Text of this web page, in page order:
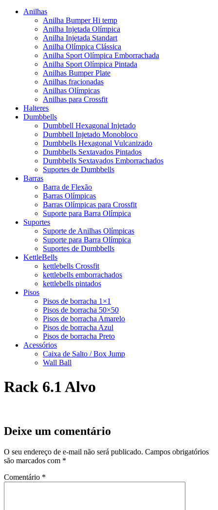
Anilhas
Anilha Bumper Hi temp
Anilha Injetada Olímpica
Anilha Injetada Standart
Anilha Olímpica Clássica
Anilha Sport Olímpica Emborrachada
Anilha Sport Olímpica Pintada
Anilhas Bumper Plate
Anilhas fracionadas
Anilhas Olímpicas
Anilhas para Crossfit
Halteres
Dumbbells
Dumbbell Hexagonal Injetado
Dumbbell Injetado Monobloco
Dumbbells Hexagonal Vulcanizado
Dumbbells Sextavados Pintados
Dumbbells Sextavados Emborrachados
Suportes de Dumbbells
Barras
Barra de Flexão
Barras Olímpicas
Barras Olímpicas para Crossfit
Suporte para Barra Olímpica
Suportes
Suporte de Anilhas Olímpicas
Suporte para Barra Olímpica
Suportes de Dumbbells
KettleBells
kettlebells Crossfit
kettlebells emborrachados
kettlebells pintados
Pisos
Pisos de borracha 1×1
Pisos de borracha 50×50
Pisos de borracha Amarelo
Pisos de borracha Azul
Pisos de borracha Preto
Acessórios
Caixa de Salto / Box Jump
Wall Ball
Rack 6.1 Alvo
Deixe um comentário
O seu endereço de e-mail não será publicado. Campos obrigatórios
são marcados com *
Comentário *